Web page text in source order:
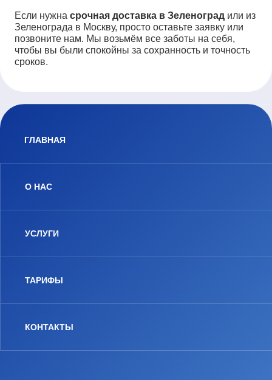
Если нужна срочная доставка в Зеленоград или из
Зеленограда в Москву, просто оставьте заявку или
позвоните нам. Мы возьмём все заботы на себя,
чтобы вы были спокойны за сохранность и точность
сроков.
ГЛАВНАЯ
О НАС
УСЛУГИ
ТАРИФЫ
КОНТАКТЫ